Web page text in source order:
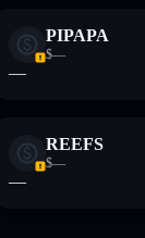
PIPAPA
$—
—
REEFS
$—
—